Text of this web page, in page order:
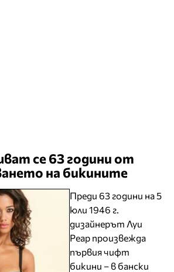
се 63 години от
на бикините
Преди 63 години на 5
юли 1946 г.
дизайнерът Луи
Реар произвежда
първия чифт
бикини – в бански